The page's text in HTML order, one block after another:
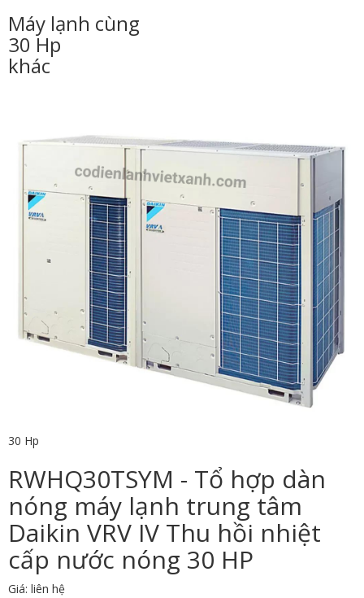
Máy lạnh cùng
30 Hp
khác
30 Hp
RWHQ30TSYM - Tổ hợp dàn
nóng máy lạnh trung tâm
Daikin VRV IV Thu hồi nhiệt
cấp nước nóng 30 HP
Giá: liên hệ